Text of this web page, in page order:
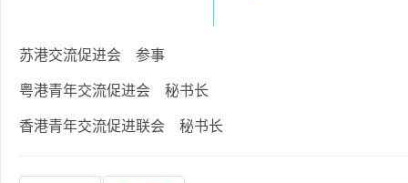
苏港交流促进会 参事
粤港青年交流促进会 秘书长
香港青年交流促进联会 秘书长